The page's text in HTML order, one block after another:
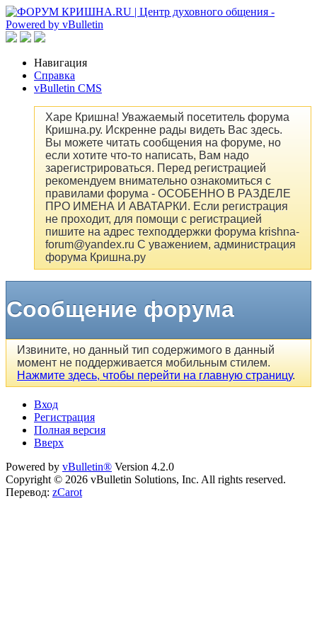
Навигация
Справка
vBulletin CMS
Харе Кришна! Уважаемый посетитель форума
Кришна.ру. Искренне рады видеть Вас здесь.
Вы можете читать сообщения на форуме, но
если хотите что-то написать, Вам надо
зарегистрироваться. Перед регистрацией
рекомендуем внимательно ознакомиться с
правилами форума - ОСОБЕННО В РАЗДЕЛЕ
ПРО ИМЕНА И АВАТАРКИ. Если регистрация
не проходит, для помощи с регистрацией
пишите на адрес техподдержки форума krishna-
forum@yandex.ru С уважением, администрация
форума Кришна.ру
Сообщение форума
Извините, но данный тип содержимого в данный
момент не поддерживается мобильным стилем.
Нажмите здесь, чтобы перейти на главную страницу.
Вход
Регистрация
Полная версия
Вверх
Powered by vBulletin® Version 4.2.0
Copyright © 2026 vBulletin Solutions, Inc. All rights reserved.
Перевод: zCarot